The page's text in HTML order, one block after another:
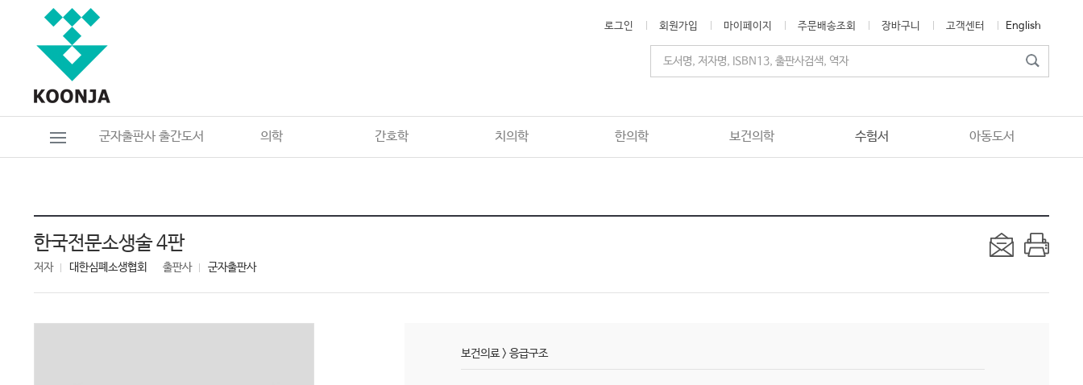
로그인 회원가입 마이페이지 주문배송조회 장바구니 고객센터 English
군자출판사 출간도서 의학 간호학 치의학 한의학 보건의학 수험서 아동도서
한국전문소생술 4판
저자 대한심폐소생협회 출판사 군자출판사
보건의료> 응급구조